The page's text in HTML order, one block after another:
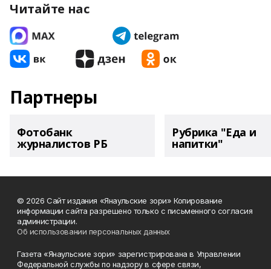
Читайте нас
Партнеры
Фотобанк
журналистов РБ
Рубрика "Еда и
напитки"
© 2026 Сайт издания «Янаульские зори» Копирование
информации сайта разрешено только с письменного согласия
администрации.
Об использовании персональных данных
Газета «Янаульские зори» зарегистрирована в Управлении
Федеральной службы по надзору в сфере связи,